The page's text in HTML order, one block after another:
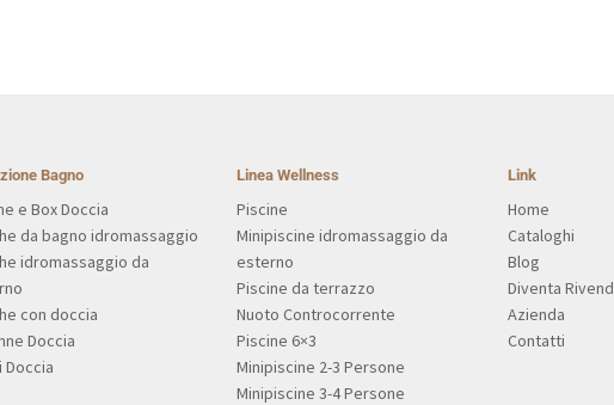
Bagno
e Box Doccia
da bagno idromassaggio
idromassaggio da
con doccia
Doccia
Doccia
Linea Wellness
Piscine
Minipiscine idromassaggio da
esterno
Piscine da terrazzo
Nuoto Controcorrente
Piscine 6×3
Minipiscine 2-3 Persone
Minipiscine 3-4 Persone
Link
Home
Cataloghi
Blog
Diventa
Azienda
Contatti